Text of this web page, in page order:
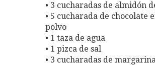
• 3 cucharadas de almidón
• 5 cucharada de chocolate
polvo
• 1 taza de agua
• 1 pizca de sal
• 3 cucharadas de